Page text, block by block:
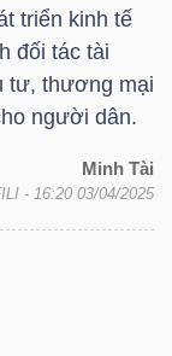
triển kinh tế
đối tác tài
tư, thương mại
người dân.
Minh Tài
- 16:20 03/04/2025